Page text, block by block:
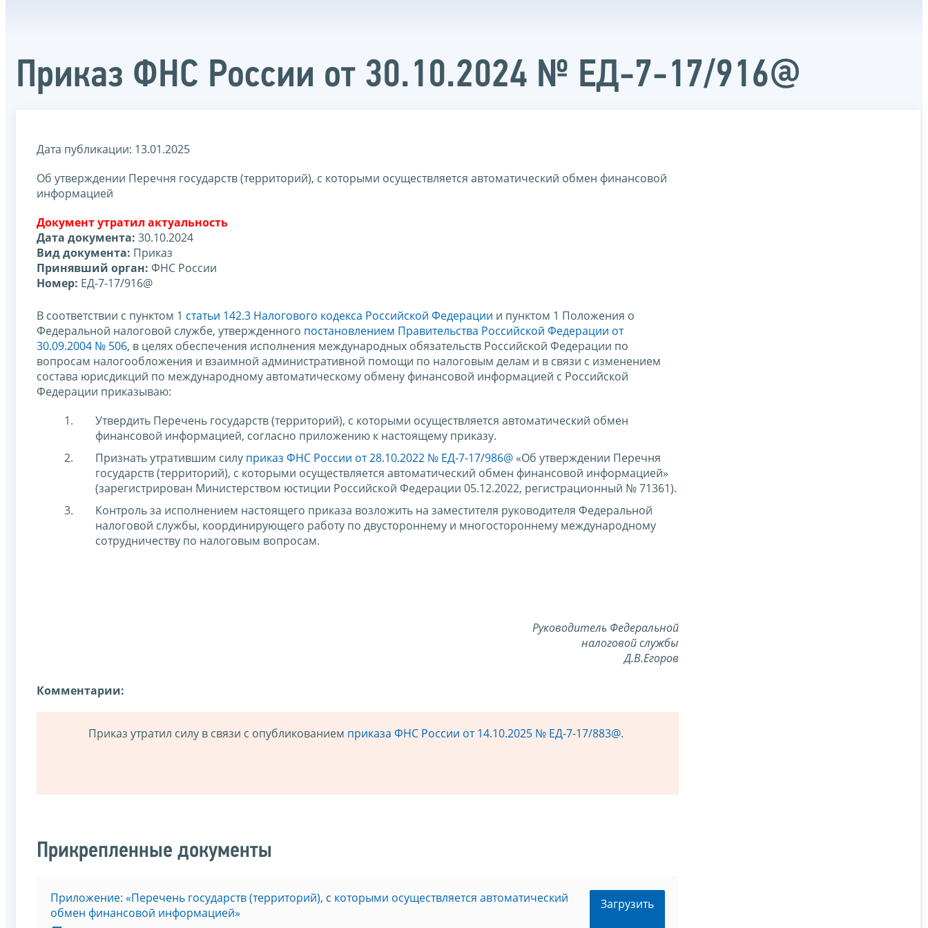
Приказ ФНС России от 30.10.2024 № ЕД-7-17/916@
Дата публикации: 13.01.2025
Об утверждении Перечня государств (территорий), с которыми осуществляется автоматический обмен финансовой
информацией
Документ утратил актуальность
Дата документа: 30.10.2024
Вид документа: Приказ
Принявший орган: ФНС России
Номер: ЕД-7-17/916@
В соответствии с пунктом 1 статьи 142.3 Налогового кодекса Российской Федерации и пунктом 1 Положения о
Федеральной налоговой службе, утвержденного постановлением Правительства Российской Федерации от
30.09.2004 № 506, в целях обеспечения исполнения международных обязательств Российской Федерации по
вопросам налогообложения и взаимной административной помощи по налоговым делам и в связи с изменением
состава юрисдикций по международному автоматическому обмену финансовой информацией с Российской
Федерации приказываю:
Утвердить Перечень государств (территорий), с которыми осуществляется автоматический обмен
финансовой информацией, согласно приложению к настоящему приказу.
Признать утратившим силу приказ ФНС России от 28.10.2022 № ЕД-7-17/986@ «Об утверждении Перечня
государств (территорий), с которыми осуществляется автоматический обмен финансовой информацией»
(зарегистрирован Министерством юстиции Российской Федерации 05.12.2022, регистрационный № 71361).
Контроль за исполнением настоящего приказа возложить на заместителя руководителя Федеральной
налоговой службы, координирующего работу по двустороннему и многостороннему международному
сотрудничеству по налоговым вопросам.
Руководитель Федеральной
налоговой службы
Д.В.Егоров
Комментарии:
Приказ утратил силу в связи с опубликованием приказа ФНС России от 14.10.2025 № ЕД-7-17/883@.
Прикрепленные документы
Приложение: «Перечень государств (территорий), с которыми осуществляется автоматический
обмен финансовой информацией»
Загрузить